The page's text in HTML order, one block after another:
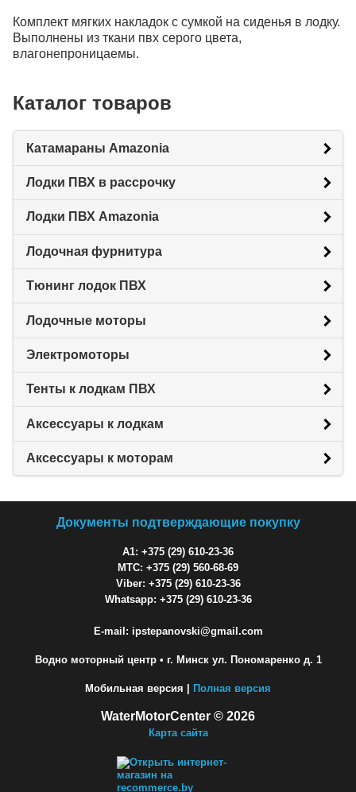
Комплект мягких накладок с сумкой на сиденья в лодку.
Выполнены из ткани пвх серого цвета,
влагонепроницаемы.
Каталог товаров
Катамараны Amazonia
Лодки ПВХ в рассрочку
Лодки ПВХ Amazonia
Лодочная фурнитура
Тюнинг лодок ПВХ
Лодочные моторы
Электромоторы
Тенты к лодкам ПВХ
Аксессуары к лодкам
Аксессуары к моторам
Документы подтверждающие покупку
A1: +375 (29) 610-23-36
МТС: +375 (29) 560-68-69
Viber: +375 (29) 610-23-36
Whatsapp: +375 (29) 610-23-36
E-mail: ipstepanovski@gmail.com
Водно моторный центр• г. Минск ул. Пономаренко д. 1
Мобильная версия | Полная версия
WaterMotorCenter © 2026
Карта сайта